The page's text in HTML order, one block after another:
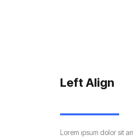
Left Align
Lorem ipsum dolor sit